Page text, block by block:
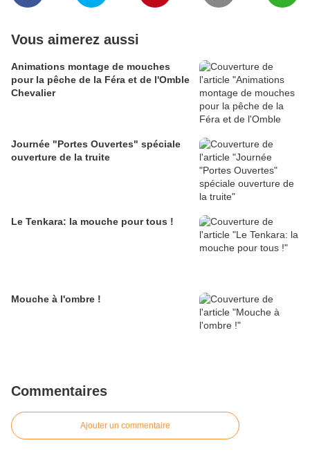
Vous aimerez aussi
Animations montage de mouches
pour la pêche de la Féra et de l'Omble
Chevalier
Journée "Portes Ouvertes" spéciale
ouverture de la truite
Le Tenkara: la mouche pour tous !
Mouche à l'ombre !
Commentaires
Ajouter un commentaire